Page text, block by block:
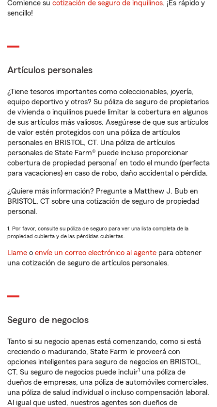
Comience su cotización de seguro de inquilinos. ¡Es rápido y
sencillo!
Artículos personales
¿Tiene tesoros importantes como coleccionables, joyería,
equipo deportivo y otros? Su póliza de seguro de propietarios
de vivienda o inquilinos puede limitar la cobertura en algunos
de sus artículos más valiosos. Asegúrese de que sus artículos
de valor estén protegidos con una póliza de artículos
personales en BRISTOL, CT. Una póliza de artículos
personales de State Farm® puede incluso proporcionar
cobertura de propiedad personal 1 en todo el mundo (perfecta
para vacaciones) en caso de robo, daño accidental o pérdida.
¿Quiere más información? Pregunte a Matthew J. Bub en
BRISTOL, CT sobre una cotización de seguro de propiedad
personal.
1. Por favor, consulte su póliza de seguro para ver una lista completa de la
propiedad cubierta y de las pérdidas cubiertas.
Llame o envíe un correo electrónico al agente para obtener
una cotización de seguro de artículos personales.
Seguro de negocios
Tanto si su negocio apenas está comenzando, como si está
creciendo o madurando, State Farm le proveerá con
opciones inteligentes para seguro de negocios en BRISTOL,
CT. Su seguro de negocios puede incluir1 una póliza de
dueños de empresas, una póliza de automóviles comerciales,
una póliza de salud individual o incluso compensación laboral.
Al igual que usted, nuestros agentes son dueños de